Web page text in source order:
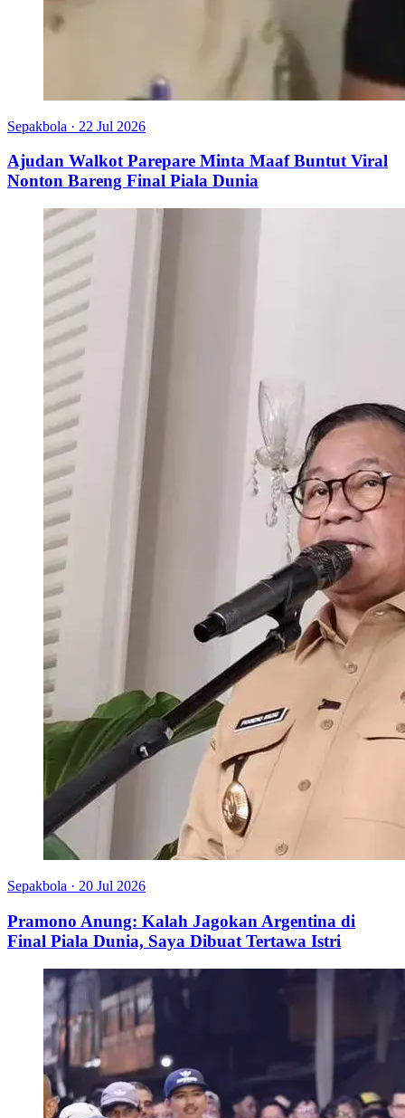
Sepakbola · 22 Jul 2026
Ajudan Walkot Parepare Minta Maaf Buntut Viral
Nonton Bareng Final Piala Dunia
Sepakbola · 20 Jul 2026
Pramono Anung: Kalah Jagokan Argentina di
Final Piala Dunia, Saya Dibuat Tertawa Istri